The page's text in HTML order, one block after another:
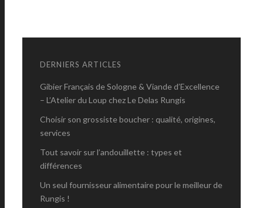
DERNIERS ARTICLES
Gibier Français de Sologne & Viande d’Excellence
– L’Atelier du Loup chez Le Delas Rungis
Choisir son grossiste boucher : qualité, origines,
services
Tout savoir sur l’andouillette : types et
différences
Un seul fournisseur alimentaire pour le meilleur de
Rungis !